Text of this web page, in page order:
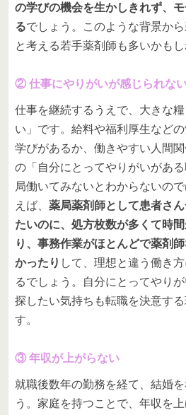
の学びの機会を生かしきれず、
るでしょう。このような背景か
と考える若手薬剤師も多いかもし
② 仕事にやりがいが感じられな
仕事を継続するうえで、大きな
い」です。給料や福利厚生などの
学びがあるか、働きやすい人間
の「自分にとってやりがいがあ
局働いてみないとわからないの
えば、 薬局薬剤師として患者さ
たいのに、処方枚数が多くて時
り、事務作業がほとんどで薬剤
かったり して、理想と違う働き
るでしょう。自分にとってやり
探したい気持ちも転職を決意す
す。
③ 年収が上がらない
就職後数年の勤務を経て、結婚
う。家庭を持つことで、年収を